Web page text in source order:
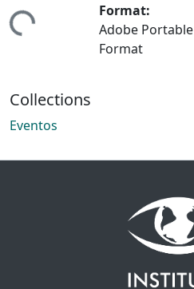
Format:
Adobe
Format
Collections
Eventos